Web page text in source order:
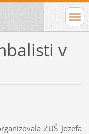
v
ZUŠ Jozefa